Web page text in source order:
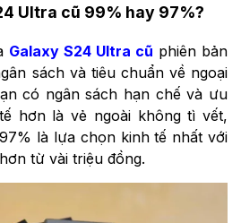
Ultra cũ 99% hay 97%?
Galaxy S24 Ultra cũ phiên bản
sách và tiêu chuẩn về ngoại
có ngân sách hạn chế và ưu
hơn là vẻ ngoài không tì vết,
là lựa chọn kinh tế nhất với
từ vài triệu đồng.